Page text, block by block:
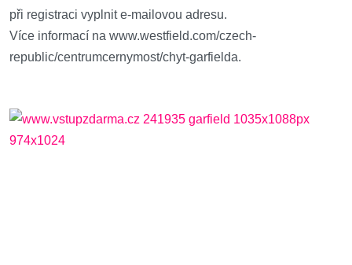
při registraci vyplnit e-mailovou adresu.
Více informací na www.westfield.com/czech-
republic/centrumcernymost/chyt-garfielda.